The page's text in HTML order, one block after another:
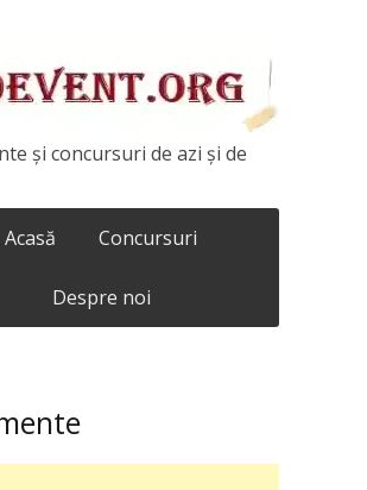
și concursuri de azi și de
Acasă Concursuri
Despre noi